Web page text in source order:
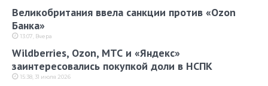
Великобритания ввела санкции против «Ozon
Банка»
13:07, Вчера
Wildberries, Ozon, МТС и «Яндекс»
заинтересовались покупкой доли в НСПК
15:38, 31 июля 2026